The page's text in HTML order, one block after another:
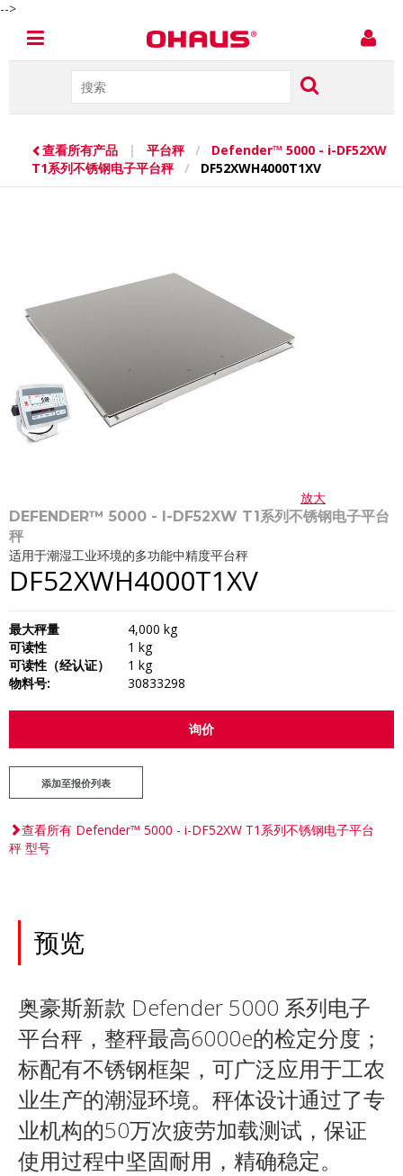
-->
查看所有产品 | 平台秤 /
Defender™ 5000 - i-DF52XW
T1系列不锈钢电子平台秤
/ DF52XWH4000T1XV
放大
DEFENDER™ 5000 - I-DF52XW T1系列不锈钢电子平台
秤
适用于潮湿工业环境的多功能中精度平台秤
DF52XWH4000T1XV
最大秤量
4,000 kg
可读性
1 kg
可读性（经认证）
1 kg
物料号:
30833298
询价
添加至报价列表
查看所有 Defender™ 5000 - i-DF52XW T1系列不锈钢电子平台
秤 型号
预览
奥豪斯新款 Defender 5000 系列电子
平台秤，整秤最高6000e的检定分度；
标配有不锈钢框架，可广泛应用于工农
业生产的潮湿环境。秤体设计通过了专
业机构的50万次疲劳加载测试，保证
使用过程中坚固耐用，精确稳定。